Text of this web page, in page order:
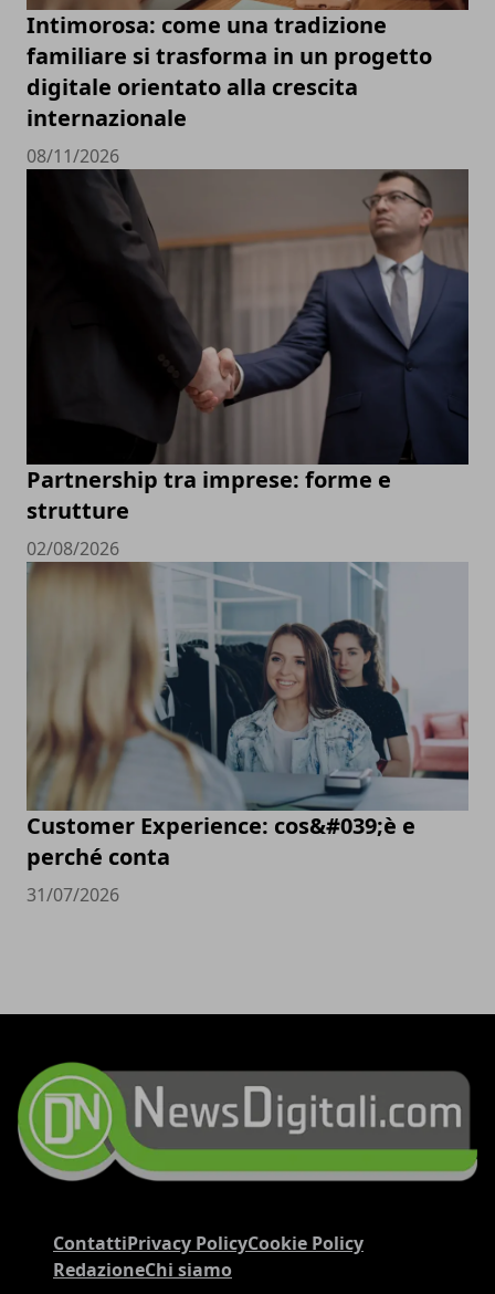
Intimorosa: come una tradizione
familiare si trasforma in un progetto
digitale orientato alla crescita
internazionale
08/11/2026
Partnership tra imprese: forme e
strutture
02/08/2026
Customer Experience: cos&#039;è e
perché conta
31/07/2026
ContattiPrivacy PolicyCookie Policy
RedazioneChi siamo